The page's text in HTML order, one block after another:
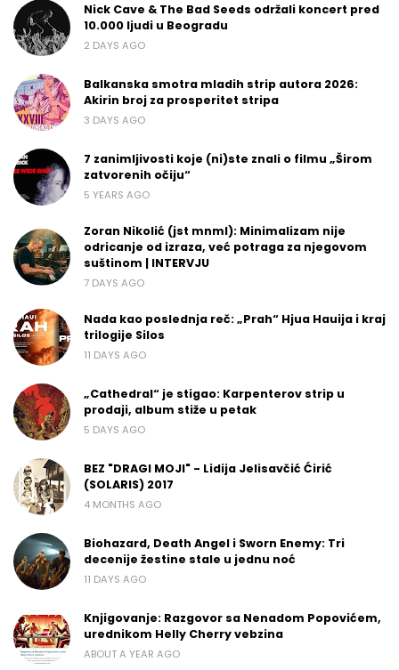
Nick Cave & The Bad Seeds održali koncert pred
10.000 ljudi u Beogradu
2 DAYS AGO
Balkanska smotra mladih strip autora 2026:
Akirin broj za prosperitet stripa
3 DAYS AGO
7 zanimljivosti koje (ni)ste znali o filmu „Širom
zatvorenih očiju“
5 YEARS AGO
Zoran Nikolić (jst mnml): Minimalizam nije
odricanje od izraza, već potraga za njegovom
suštinom | INTERVJU
7 DAYS AGO
Nada kao poslednja reč: „Prah“ Hjua Hauija i kraj
trilogije Silos
11 DAYS AGO
„Cathedral“ je stigao: Karpenterov strip u
prodaji, album stiže u petak
5 DAYS AGO
BEZ "DRAGI MOJI" - Lidija Jelisavčić Ćirić
(SOLARIS) 2017
4 MONTHS AGO
Biohazard, Death Angel i Sworn Enemy: Tri
decenije žestine stale u jednu noć
11 DAYS AGO
Knjigovanje: Razgovor sa Nenadom Popovićem,
urednikom Helly Cherry vebzina
ABOUT A YEAR AGO